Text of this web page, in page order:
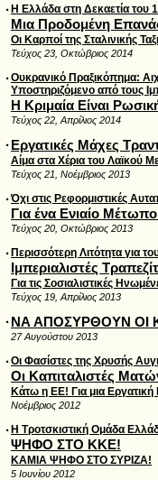
· Η Ελλάδα στη Δεκαετία του
Μια Προδομένη
Οι Καρποί της Σταλινικής
Τεύχος 23, Οκτώβριος 2014
·Ουκρανικό Πραξικόπημα:
Υποστηριζόμενο από τους
Η Κριμαία Eίναι
Τεύχος 22, Απρίλιος 2014
· Εργατικές Μάχες
Αίμα στα Χέρια του Λαϊκού
Τεύχος 21, Νοέμβριος 2013
·Όχι στις Ρεφορμιστικές
Για ένα Ενιαίο
Τεύχος 20, Οκτώβριος 2013
· Περισσότερη Λιτότητα για
Ιμπεριαλιστές
Για τις Σοσιαλιστικές
Τεύχος 19, Απρίλιος 2013
· ΝΑ ΑΠΟΣΥΡΘΟΥΝ ΟΙ
27 Αυγούστου 2013
·Οι Φασίστες της Χρυσής
Οι Καπιταλιστές
Κάτω η ΕΕ! Για μια
Νοέμβριος 2012
· Η Τροτσκιστική Ομάδα
ΨΗΦΟ ΣΤΟ ΚΚΕ!
ΚΑΜΙΑ ΨΗΦΟ ΣΤΟ ΣΥΡΙΖΑ!
5 Ιουνίου 2012